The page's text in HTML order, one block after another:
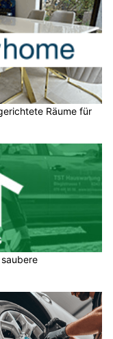
Räume für